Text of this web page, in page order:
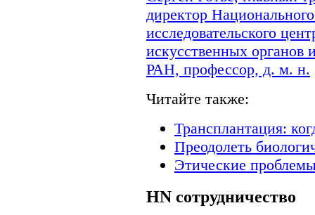
директор
исследовательского
искусственных
РАН, профессор, д. м. н.
Читайте также:
Трансплантация:
Преодолеть
Этические
HN сотрудничество